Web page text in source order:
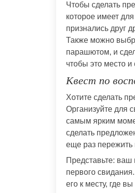
Чтобы сделать
которое имеет
признались друг
Также можно
парашютом, и
чтобы это место
Квест по
Хотите сделать
Организуйте для
самым ярким
сделать
еще раз пережить
Представьте: ваш
первого
его к месту, где